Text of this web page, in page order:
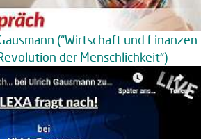
(“Wirtschaft und Finanzen
der Menschlichkeit“)